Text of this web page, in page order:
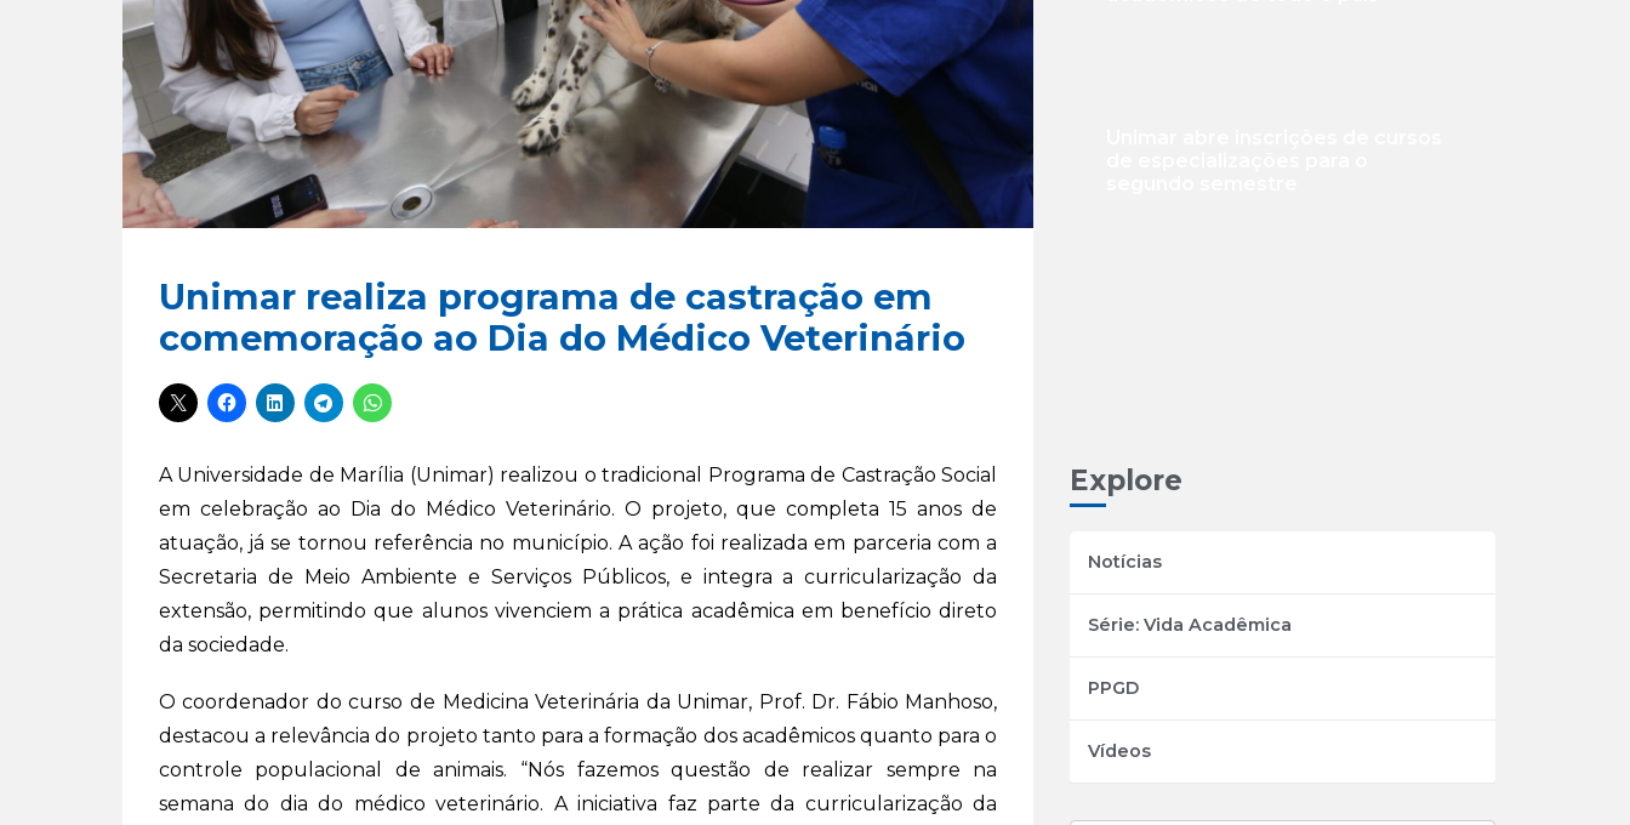
Unimar realiza programa de castração em
comemoração ao Dia do Médico Veterinário
A Universidade de Marília (Unimar) realizou o tradicional Programa de Castração Social
em celebração ao Dia do Médico Veterinário. O projeto, que completa 15 anos de
atuação, já se tornou referência no município. A ação foi realizada em parceria com a
Secretaria de Meio Ambiente e Serviços Públicos, e integra a curricularização da
extensão, permitindo que alunos vivenciem a prática acadêmica em benefício direto
da sociedade.
O coordenador do curso de Medicina Veterinária da Unimar, Prof. Dr. Fábio Manhoso,
destacou a relevância do projeto tanto para a formação dos acadêmicos quanto para o
controle populacional de animais. “Nós fazemos questão de realizar sempre na
semana do dia do médico veterinário. A iniciativa faz parte da curricularização da
Explore
Notícias
Série: Vida Acadêmica
PPGD
Vídeos